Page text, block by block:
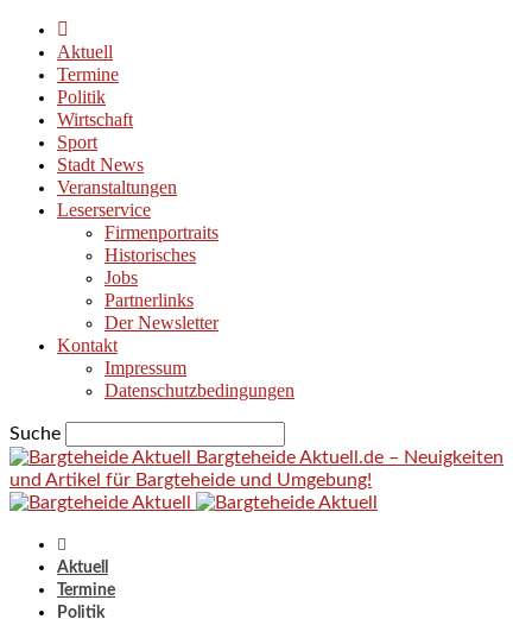
Aktuell
Termine
Politik
Wirtschaft
Sport
Stadt News
Veranstaltungen
Leserservice
Firmenportraits
Historisches
Jobs
Partnerlinks
Der Newsletter
Kontakt
Impressum
Datenschutzbedingungen
Suche
Bargteheide Aktuell.de – Neuigkeiten
und Artikel für Bargteheide und Umgebung!
Aktuell
Termine
Politik